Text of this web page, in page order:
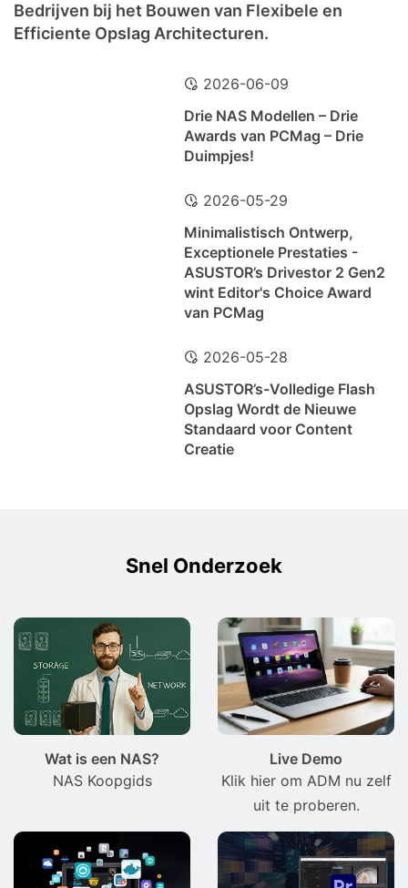
Bedrijven bij het Bouwen van Flexibele en
Efficiente Opslag Architecturen.
2026-06-09
Drie NAS Modellen – Drie
Awards van PCMag – Drie
Duimpjes!
2026-05-29
Minimalistisch Ontwerp,
Exceptionele Prestaties -
ASUSTOR’s Drivestor 2 Gen2
wint Editor's Choice Award
van PCMag
2026-05-28
ASUSTOR’s-Volledige Flash
Opslag Wordt de Nieuwe
Standaard voor Content
Creatie
Snel Onderzoek
Wat is een NAS?
NAS Koopgids
Live Demo
Klik hier om ADM nu zelf
uit te proberen.